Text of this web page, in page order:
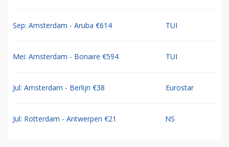
Sep: Amsterdam - Aruba €614 TUI
Mei: Amsterdam - Bonaire €594 TUI
Jul: Amsterdam - Berlijn €38 Eurostar
Jul: Rotterdam - Antwerpen €21 NS